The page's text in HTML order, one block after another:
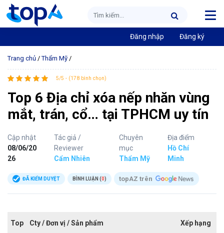
Đăng nhập Đăng ký
Trang chủ /Thẩm Mỹ /
5/5 - (178 bình chọn)
Top 6 Địa chỉ xóa nếp nhăn vùng
mắt, trán, cổ… tại TPHCM uy tín
Cập nhật
08/06/20
26
Tác giả /
Reviewer
Cẩm Nhiên
Chuyên
mục
Thẩm Mỹ
Địa điểm
Hồ Chí
Minh
ĐÃ KIỂM DUYỆT BÌNH LUẬN (0) topAZ trên
Top Cty / Đơn vị / Sản phẩm Xếp hạng